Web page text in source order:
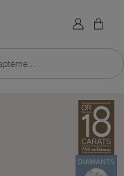
Retour à l'accueil du site
×